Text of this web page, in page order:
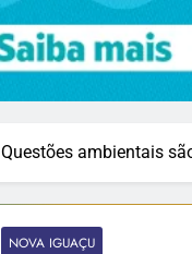
Questões ambientais
NOVA IGUAÇU